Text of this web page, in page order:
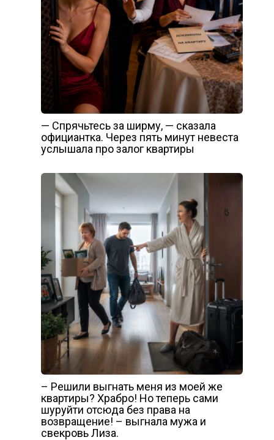
— Спрячьтесь за ширму, — сказала
официантка. Через пять минут невеста
услышала про залог квартиры
– Решили выгнать меня из моей же
квартиры? Храбро! Но теперь сами
шуруйти отсюда без права на
возвращение! – выгнала мужа и
свекровь Лиза.